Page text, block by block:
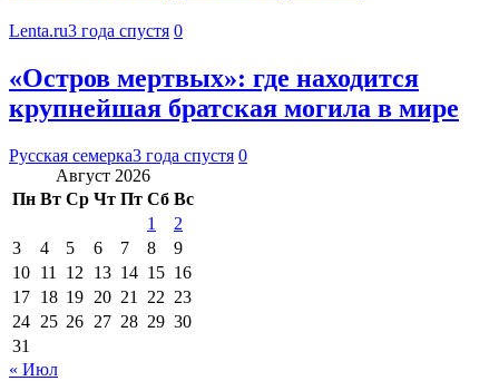
Lenta.ru3 года спустя 0
«Остров мертвых»: где находится
крупнейшая братская могила в мире
Русская семерка3 года спустя 0
Август 2026
Пн Вт Ср Чт Пт Сб Вс
1
2
3
4 5 6 7 8
9
10 11 12 13 14 15 16
17 18 19 20 21 22 23
24 25 26 27 28 29 30
31
« Июл